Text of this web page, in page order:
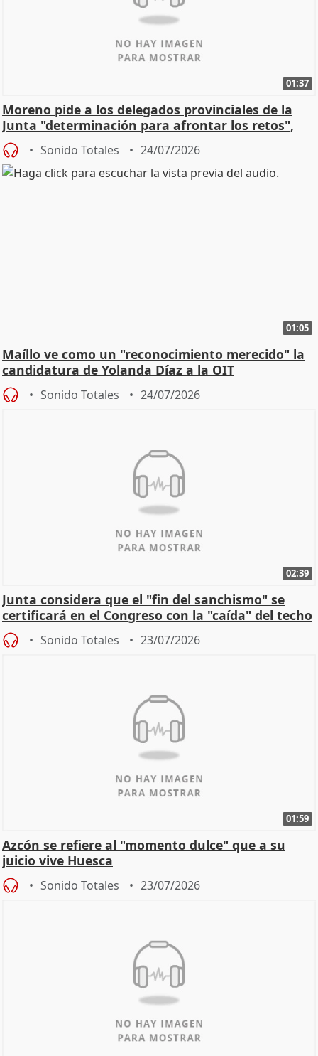
01:37
Moreno pide a los delegados provinciales de la
Junta "determinación para afrontar los retos",
diálog
Sonido Totales 24/07/2026
01:05
Maíllo ve como un "reconocimiento merecido" la
candidatura de Yolanda Díaz a la OIT
Sonido Totales 24/07/2026
02:39
Junta considera que el "fin del sanchismo" se
certificará en el Congreso con la "caída" del techo
de
Sonido Totales 23/07/2026
01:59
Azcón se refiere al "momento dulce" que a su
juicio vive Huesca
Sonido Totales 23/07/2026